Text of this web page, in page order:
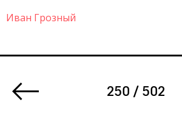
Иван Грозный
250 / 502